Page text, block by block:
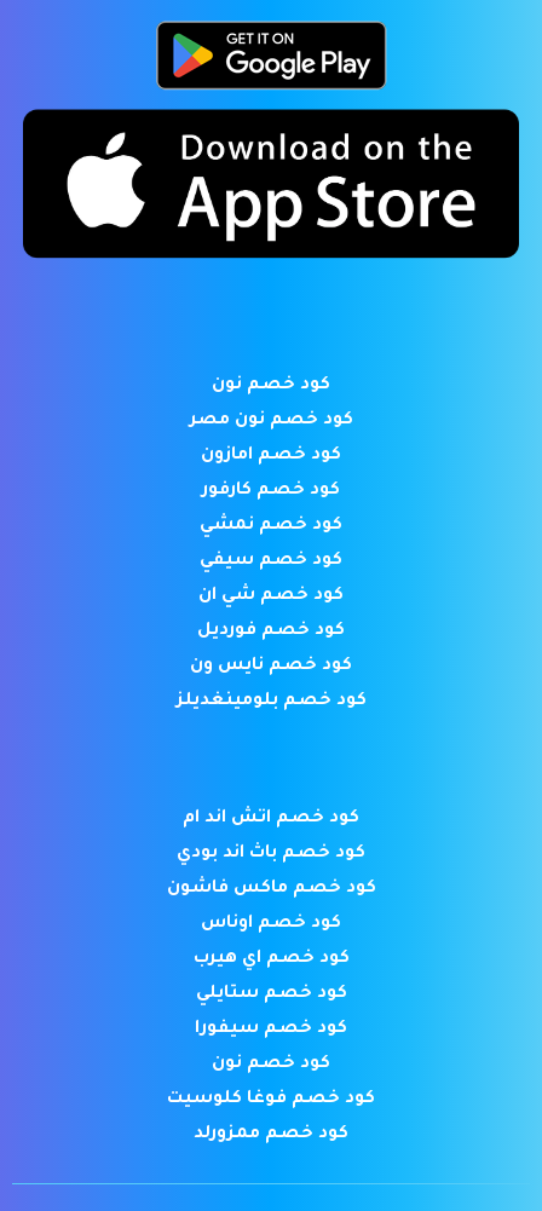
كود خصم نون
كود خصم نون مصر
كود خصم امازون
كود خصم كارفور
كود خصم نمشي
كود خصم سيفي
كود خصم شي ان
كود خصم فورديل
كود خصم نايس ون
كود خصم بلومينغديلز
كود خصم اتش اند ام
كود خصم باث اند بودي
كود خصم ماكس فاشون
كود خصم اوناس
كود خصم اي هيرب
كود خصم ستايلي
كود خصم سيفورا
كود خصم نون
كود خصم فوغا كلوسيت
كود خصم ممزورلد